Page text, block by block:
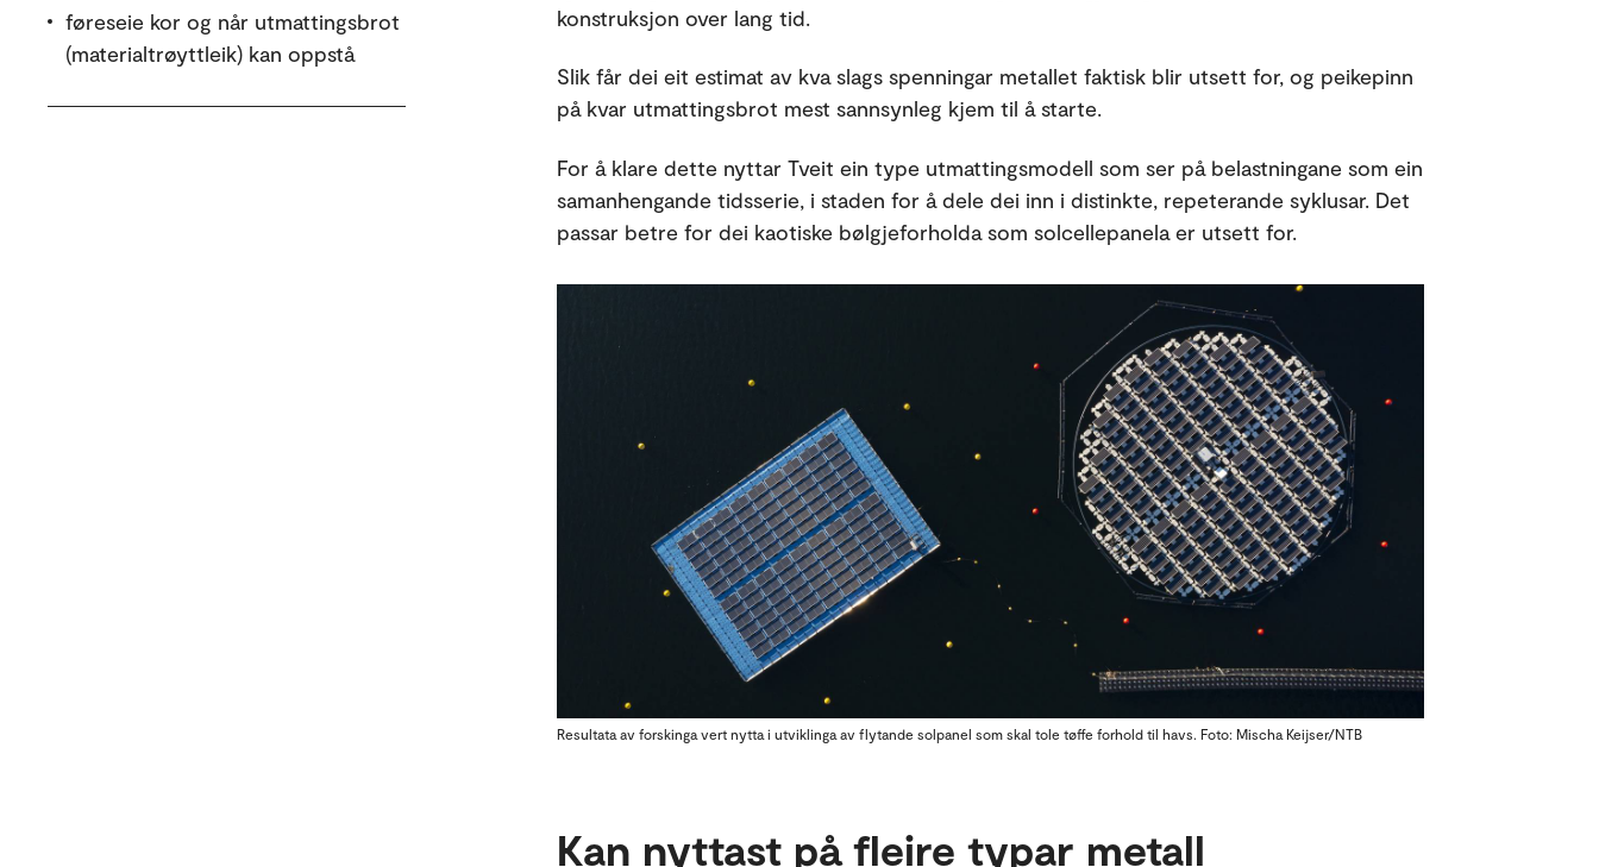
føreseie kor og når utmattingsbrot
(materialtrøyttleik) kan oppstå
konstruksjon over lang tid.
Slik får dei eit estimat av kva slags spenningar metallet faktisk blir utsett for, og peikepinn
på kvar utmattingsbrot mest sannsynleg kjem til å starte.
For å klare dette nyttar Tveit ein type utmattingsmodell som ser på belastningane som ein
samanhengande tidsserie, i staden for å dele dei inn i distinkte, repeterande syklusar. Det
passar betre for dei kaotiske bølgjeforholda som solcellepanela er utsett for.
Resultata av forskinga vert nytta i utviklinga av flytande solpanel som skal tole tøffe forhold til havs. Foto: Mischa Keijser/NTB
Kan nyttast på fleire typar metall